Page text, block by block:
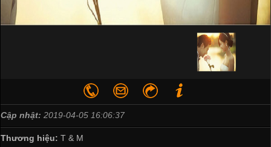
Cập nhật: 2019-04-05 16:06:37
Thương hiệu: T & M